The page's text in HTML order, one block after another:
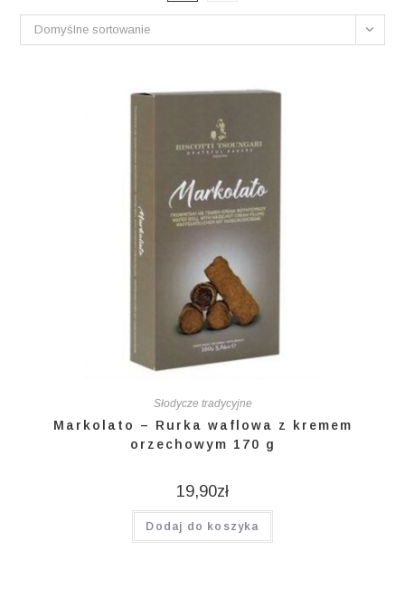
Domyślne sortowanie
Słodycze tradycyjne
Markolato – Rurka waflowa z kremem
orzechowym 170 g
19,90zł
Dodaj do koszyka